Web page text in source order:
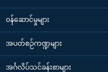
၀န်ဆောင်မှုများ
အပတ်စဉ်ကဏ္ဍများ
အင်္ဂလိပ်သင်ခန်းစာများ